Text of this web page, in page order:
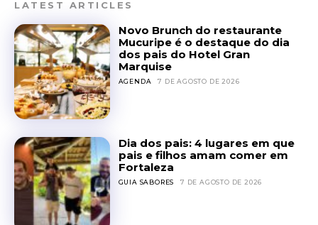
LATEST ARTICLES
Novo Brunch do restaurante
Mucuripe é o destaque do dia
dos pais do Hotel Gran
Marquise
AGENDA 7 DE AGOSTO DE 2026
Dia dos pais: 4 lugares em que
pais e filhos amam comer em
Fortaleza
GUIA SABORES 7 DE AGOSTO DE 2026